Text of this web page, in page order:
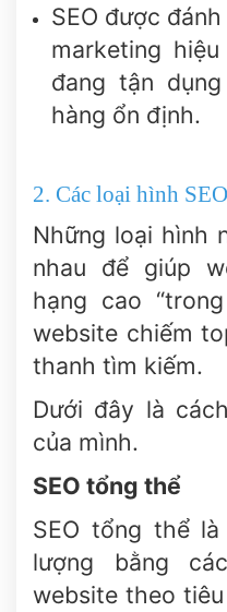
SEO được
marketing
đang tận
hàng ổn định.
2. Các loại hình
Những loại hình
nhau để giúp
hạng cao
website chiếm
thanh tìm kiếm.
Dưới đây là
của mình.
SEO tổng thể
SEO tổng thể
lượng bằng
website theo